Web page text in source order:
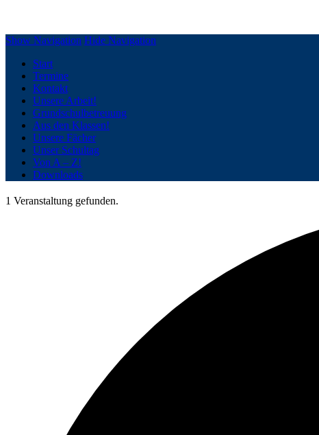
Show Navigation Hide Navigation
Start
Termine
Kontakt
Unsere Arbeit!
Grundschulbetreuung
Aus den Klassen!
Unsere Fächer
Unser Schultag
Von A – Z!
Downloads
1 Veranstaltung gefunden.